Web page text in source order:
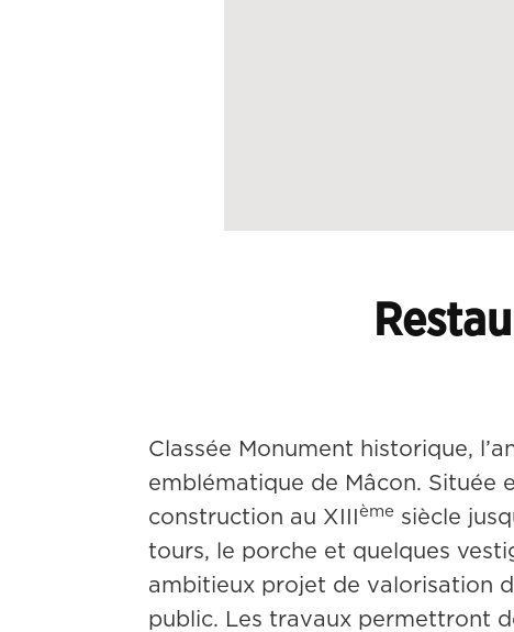
Classée Monument historique,
emblématique de Mâcon. Située
construction au XIII
ème siècle
tours, le porche et quelques
ambitieux projet de valorisation
public. Les travaux permettront